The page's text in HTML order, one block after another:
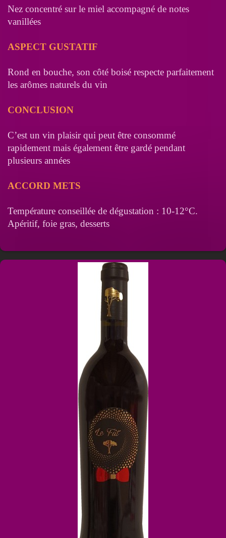
Nez concentré sur le miel accompagné de notes
vanillées
ASPECT GUSTATIF
Rond en bouche, son côté boisé respecte parfaitement
les arômes naturels du vin
CONCLUSION
C’est un vin plaisir qui peut être consommé
rapidement mais également être gardé pendant
plusieurs années
ACCORD METS
Température conseillée de dégustation : 10-12°C.
Apéritif, foie gras, desserts